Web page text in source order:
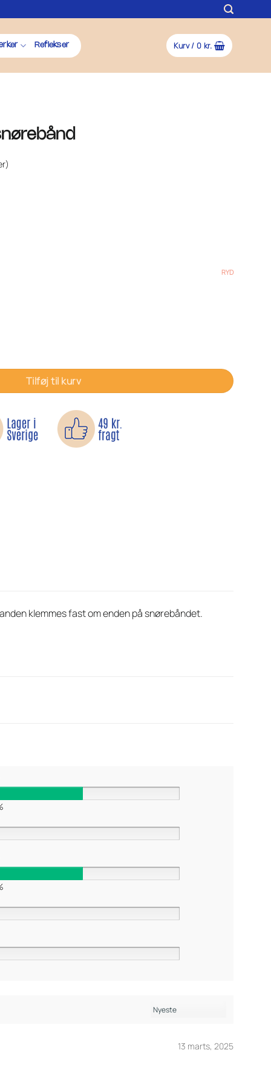
Reflekser Kurv /0 kr.
RYD
Tilføj til kurv
klemmes fast om enden på snørebåndet.
13 marts, 2025